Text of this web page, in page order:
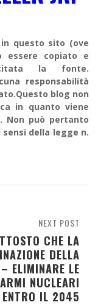
in questo sito (ove
essere copiato e
la fonte.
responsabilità
blog non
in quanto viene
Non può pertanto
della legge n.
NEXT POST
CHE LA
DELLA
ELIMINARE LE
ARMI NUCLEARI
ENTRO IL 2045